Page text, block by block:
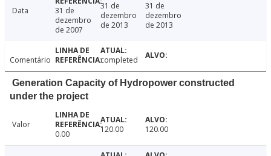
Data
31 de
dezembro
de 2007
31 de
dezembro
de 2013
31 de
dezembro
de 2013
Comentário completed
Generation Capacity of Hydropower constructed
under the project
Valor
0.00
120.00 120.00